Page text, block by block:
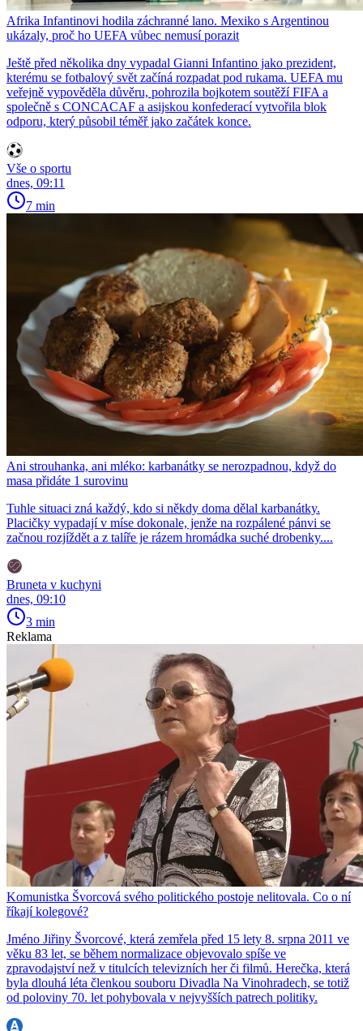
Afrika Infantinovi hodila záchranné lano. Mexiko s Argentinou
ukázaly, proč ho UEFA vůbec nemusí porazit
Ještě před několika dny vypadal Gianni Infantino jako prezident,
kterému se fotbalový svět začíná rozpadat pod rukama. UEFA mu
veřejně vypověděla důvěru, pohrozila bojkotem soutěží FIFA a
společně s CONCACAF a asijskou konfederací vytvořila blok
odporu, který působil téměř jako začátek konce.
Vše o sportu
dnes, 09:11
7 min
Ani strouhanka, ani mléko: karbanátky se nerozpadnou, když do
masa přidáte 1 surovinu
Tuhle situaci zná každý, kdo si někdy doma dělal karbanátky.
Placičky vypadají v míse dokonale, jenže na rozpálené pánvi se
začnou rozjíždět a z talíře je rázem hromádka suché drobenky....
Bruneta v kuchyni
dnes, 09:10
3 min
Reklama
Komunistka Švorcová svého politického postoje nelitovala. Co o ní
říkají kolegové?
Jméno Jiřiny Švorcové, která zemřela před 15 lety 8. srpna 2011 ve
věku 83 let, se během normalizace objevovalo spíše ve
zpravodajství než v titulcích televizních her či filmů. Herečka, která
byla dlouhá léta členkou souboru Divadla Na Vinohradech, se totiž
od poloviny 70. let pohybovala v nejvyšších patrech politiky.